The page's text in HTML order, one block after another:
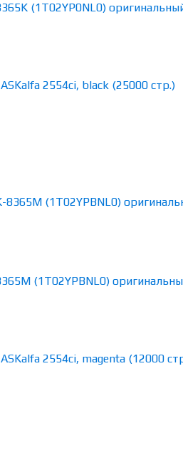
(1T02YP0NL0)
(1T02YPBNL0)